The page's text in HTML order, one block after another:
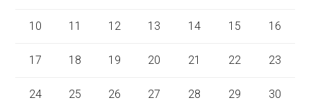
10 11 12 13 14 15 16
17 18 19 20 21 22 23
24 25 26 27 28 29 30